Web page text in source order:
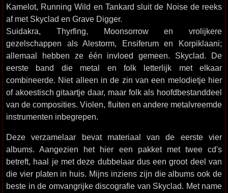
Kamelot, Running Wild en Tankard sluit de Noise de reeks
af met Skyclad en Grave Digger.
Suidakra, Thyrfing, Moonsorrow en vrolijkere
gezelschappen als Alestorm, Ensiferum en Korpiklaani;
allemaal hebben ze één invloed gemeen. Skyclad. De
eerste band die metal en folk letterlijk met elkaar
combineerde. Niet alleen in de zin van een melodietje hier
of akoestisch gitaartje daar, maar folk als hoofdbestanddeel
van de composities. Violen, fluiten en andere metalvreemde
instrumenten inbegrepen.
Deze verzamelaar bevat materiaal van de eerste vier
albums. Aangezien het hier een pakket met twee cd's
betreft, haal je met deze dubbelaar dus een groot deel van
die vier platen in huis. Mijns inziens zijn die albums ook de
beste in de omvangrijke discografie van Skyclad. Met name